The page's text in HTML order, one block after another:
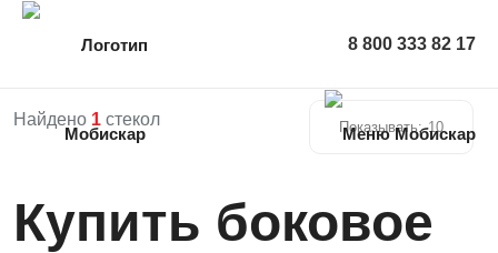
8 800 333 82 17
Найдено 1 стекол Показывать: 10
Купить боковое